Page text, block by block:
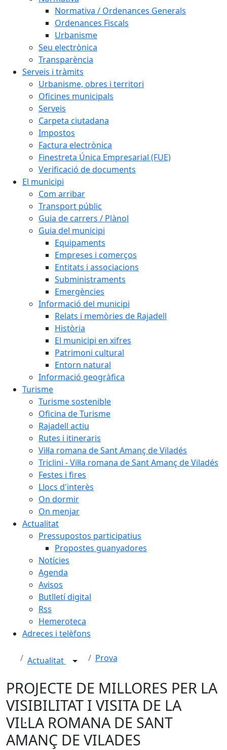
Normativa / Ordenances Generals
Ordenances Fiscals
Urbanisme
Seu electrònica
Transparència
Serveis i tràmits
Urbanisme, obres i territori
Oficines municipals
Serveis
Carpeta ciutadana
Impostos
Factura electrònica
Finestreta Única Empresarial (FUE)
Verificació de documents
El municipi
Com arribar
Transport públic
Guia de carrers / Plànol
Guia del municipi
Equipaments
Empreses i comerços
Entitats i associacions
Subministraments
Emergències
Informació del municipi
Relats i memòries de Rajadell
Història
El municipi en xifres
Patrimoni cultural
Entorn natural
Informació geogràfica
Turisme
Turisme sostenible
Oficina de Turisme
Rajadell actiu
Rutes i itineraris
Vil·la romana de Sant Amanç de Viladés
Triclini - Vil·la romana de Sant Amanç de Viladés
Festes i fires
Llocs d'interès
On dormir
On menjar
Actualitat
Pressupostos participatius
Propostes guanyadores
Notícies
Agenda
Avisos
Butlletí digital
Rss
Hemeroteca
Adreces i telèfons
Actualitat Prova
PROJECTE DE MILLORES PER LA
VISIBILITAT I VISITA DE LA
VIL·LA ROMANA DE SANT
AMANÇ DE VILADES